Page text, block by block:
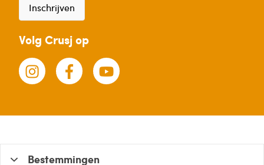
Inschrijven
Volg Crusj op
Bestemmingen